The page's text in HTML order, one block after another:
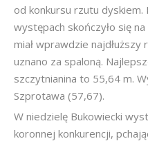
od konkursu rzutu
występach skończyło się
miał wprawdzie
uznano za spaloną.
szczytnianina to 55,64 m.
Szprotawa (57,67).
W niedzielę Bukowiecki
koronnej konkurencji,